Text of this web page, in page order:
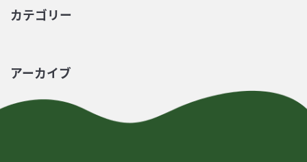
カテゴリー
アーカイブ